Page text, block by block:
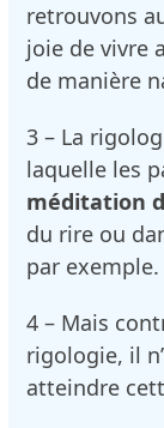
retrouvons
joie de vivre
de manière
3 – La
laquelle les
méditation
du rire ou
par exemple.
4 – Mais
rigologie, il
atteindre